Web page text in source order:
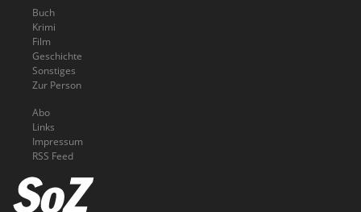
Buch
Krimi
Film
Geschichte
Sonstiges
Zur Person
Abo
Links
Impressum
RSS Feed